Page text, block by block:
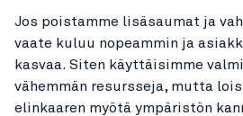
Jos poistamme lisäsaumat ja
vaate kuluu nopeammin ja
kasvaa. Siten käyttäisimme
vähemmän resursseja, mutta
elinkaaren myötä ympäristön